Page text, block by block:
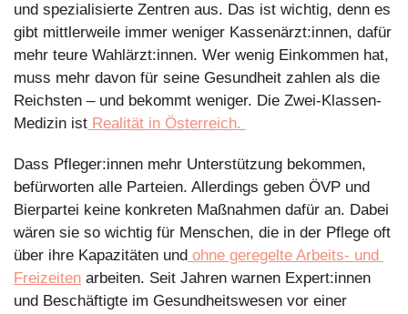
und spezialisierte Zentren aus. Das ist wichtig, denn es
gibt mittlerweile immer weniger Kassenärzt:innen, dafür
mehr teure Wahlärzt:innen. Wer wenig Einkommen hat,
muss mehr davon für seine Gesundheit zahlen als die
Reichsten – und bekommt weniger. Die Zwei-Klassen-
Medizin ist Realität in Österreich.
Dass Pfleger:innen mehr Unterstützung bekommen,
befürworten alle Parteien. Allerdings geben ÖVP und
Bierpartei keine konkreten Maßnahmen dafür an. Dabei
wären sie so wichtig für Menschen, die in der Pflege oft
über ihre Kapazitäten und ohne geregelte Arbeits- und
Freizeiten arbeiten. Seit Jahren warnen Expert:innen
und Beschäftigte im Gesundheitswesen vor einer